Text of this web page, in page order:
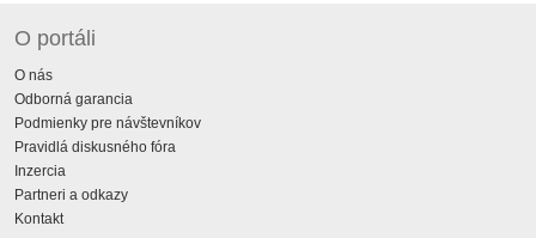
O portáli
O nás
Odborná garancia
Podmienky pre návštevníkov
Pravidlá diskusného fóra
Inzercia
Partneri a odkazy
Kontakt